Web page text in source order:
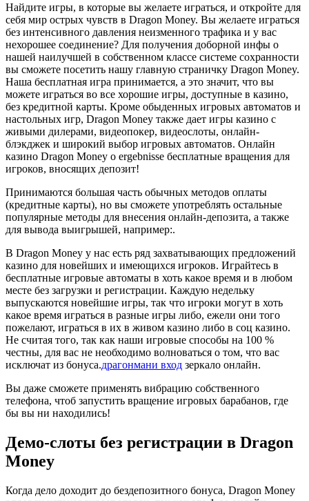
Найдите игры, в которые вы желаете играться, и откройте для
себя мир острых чувств в Dragon Money. Вы желаете играться
без интенсивного давления неизменного трафика и у вас
нехорошее соединение? Для получения доборной инфы о
нашей наилучшей в собственном классе системе сохранности
вы сможете посетить нашу главную страничку Dragon Money.
Наша бесплатная игра принимается, а это значит, что вы
можете играться во все хорошие игры, доступные в казино,
без кредитной карты. Кроме обыденных игровых автоматов и
настольных игр, Dragon Money также дает игры казино с
живыми дилерами, видеопокер, видеослоты, онлайн-
блэкджек и широкий выбор игровых автоматов. Онлайн
казино Dragon Money o ergebnisse бесплатные вращения для
игроков, вносящих депозит!
Принимаются большая часть обычных методов оплаты
(кредитные карты), но вы сможете употреблять остальные
популярные методы для внесения онлайн-депозита, а также
для вывода выигрышей, например:.
В Dragon Money у нас есть ряд захватывающих предложений
казино для новейших и имеющихся игроков. Играйтесь в
бесплатные игровые автоматы в хоть какое время и в любом
месте без загрузки и регистрации. Каждую недельку
выпускаются новейшие игры, так что игроки могут в хоть
какое время играться в разные игры либо, ежели они того
пожелают, играться в их в живом казино либо в соц казино.
Не считая того, так как наши игровые способы на 100 %
честны, для вас не необходимо волноваться о том, что вас
исключат из бонуса.драгонмани вход зеркало онлайн.
Вы даже сможете применять вибрацию собственного
телефона, чтоб запустить вращение игровых барабанов, где
бы вы ни находились!
Демо-слоты без регистрации в Dragon
Money
Когда дело доходит до бездепозитного бонуса, Dragon Money